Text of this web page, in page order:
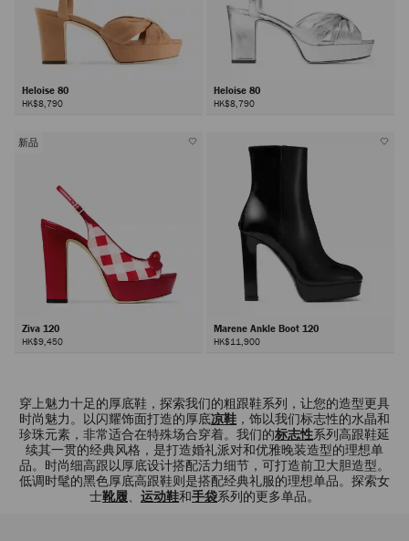
Heloise 80
HK$8,790
Heloise 80
HK$8,790
新品
Ziva 120
HK$9,450
Marene Ankle Boot 120
HK$11,900
穿上魅力十足的厚底鞋，探索我们的粗跟鞋系列，让您的造型更具
时尚魅力。以闪耀饰面打造的厚底凉鞋 ，饰以我们标志性的水晶和
珍珠元素，非常适合在特殊场合穿着。我们的标志性系列高跟鞋延
续其一贯的经典风格，是打造婚礼派对和优雅晚装造型的理想单
品。时尚细高跟以厚底设计搭配活力细节，可打造前卫大胆造型。
低调时髦的黑色厚底高跟鞋则是搭配经典礼服的理想单品。探索女
士靴履、 运动鞋和手袋系列的更多单品。